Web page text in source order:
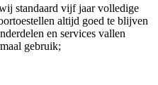
standaard vijf jaar volledige
altijd goed te blijven
en services vallen
gebruik;